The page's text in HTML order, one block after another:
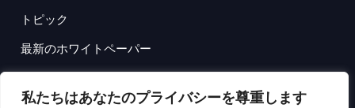
私たちはあなたのプライバシーを尊重します
トピック
最新のホワイトペーパー